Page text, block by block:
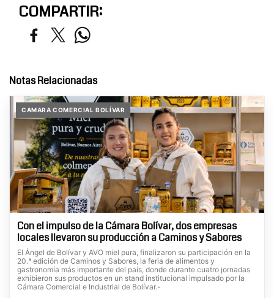
COMPARTIR:
Notas Relacionadas
CAMARA COMERCIAL BOLÍVAR
Con el impulso de la Cámara Bolívar, dos empresas
locales llevaron su producción a Caminos y Sabores
El Ángel de Bolívar y AVO miel pura, finalizaron su participación en la
20.ª edición de Caminos y Sabores, la feria de alimentos y
gastronomía más importante del país, donde durante cuatro jornadas
exhibieron sus productos en un stand institucional impulsado por la
Cámara Comercial e Industrial de Bolívar.-